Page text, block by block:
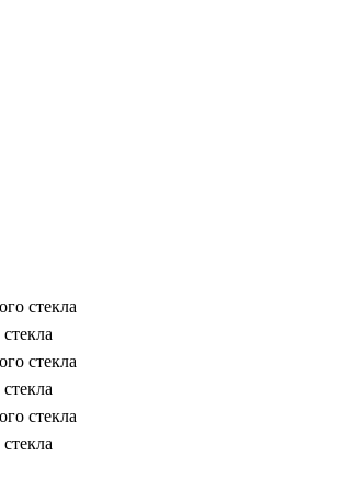
стекла
стекла
стекла